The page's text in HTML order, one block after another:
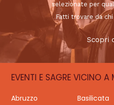
selezionate per
Fatti trovare da
Scopri
EVENTI E SAGRE VICINO A
Abruzzo Basilicata